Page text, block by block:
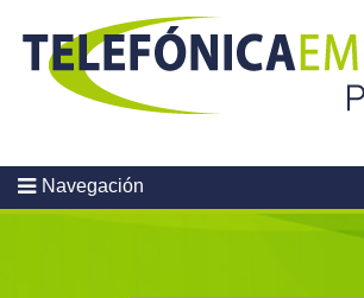
content
Navegación